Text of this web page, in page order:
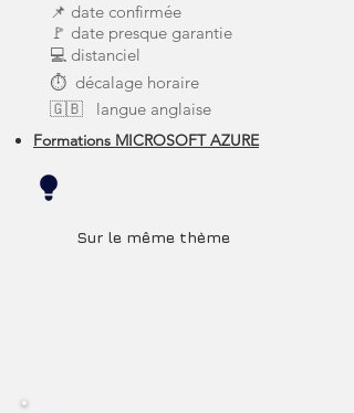
📌 date confirmée
🚩 date presque garantie
💻 distanciel
⏱ décalage horaire
🇬🇧 langue anglaise
Formations MICROSOFT AZURE
Sur le même thème